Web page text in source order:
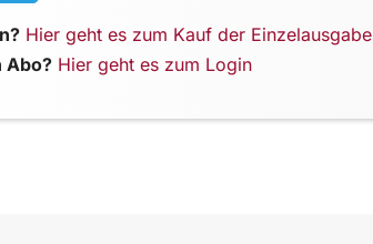
Hier geht es zum Kauf der Einzelausgabe
Abo? Hier geht es zum Login